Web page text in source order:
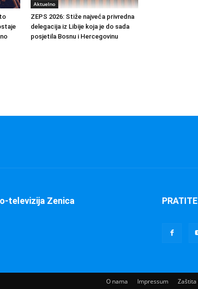
Aktuelno
ZEPS 2026: Stiže najveća privredna
delegacija iz Libije koja je do sada
posjetila Bosnu i Hercegovinu
televizija Zenica
O nama Impressum